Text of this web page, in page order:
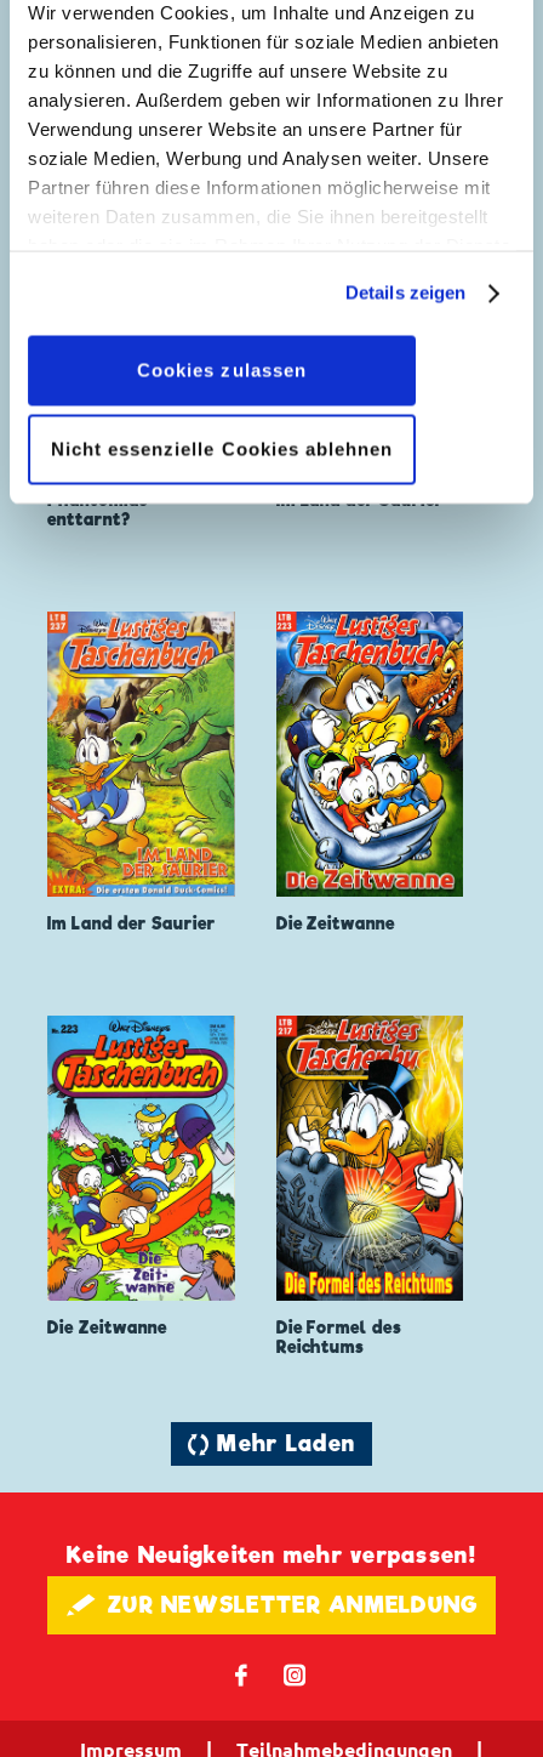
Wir verwenden Cookies, um Inhalte und Anzeigen zu
personalisieren, Funktionen für soziale Medien anbieten
zu können und die Zugriffe auf unsere Website zu
analysieren. Außerdem geben wir Informationen zu Ihrer
Verwendung unserer Website an unsere Partner für
soziale Medien, Werbung und Analysen weiter. Unsere
Partner führen diese Informationen möglicherweise mit
weiteren Daten zusammen, die Sie ihnen bereitgestellt
geben, können Sie diese jederzeit in der
Datenschutzerklärungwieder widerrufen.
Details zeigen
Cookies zulassen
Nicht essenzielle Cookies ablehnen
Phantomias
enttarnt?
Im Land der Saurier
Im Land der Saurier Die Zeitwanne
Die Zeitwanne
Die Formel des
Reichtums
🔄 Mehr Laden
Keine Neuigkeiten mehr verpassen!
🖋 ZUR NEWSLETTER ANMELDUNG
𝖿 📷
Impressum Teilnahmebedingungen